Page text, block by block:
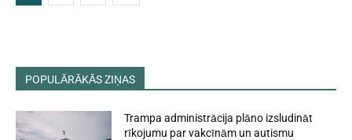
POPULĀRĀKĀS ZIŅAS
Trampa administrācija plāno izsludināt
rīkojumu par vakcīnām un autismu